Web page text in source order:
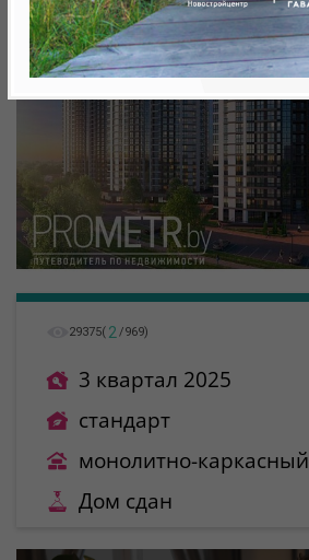
29375( 2 /969)
3 квартал 2025
стандарт
монолитно-каркасный
Дом сдан